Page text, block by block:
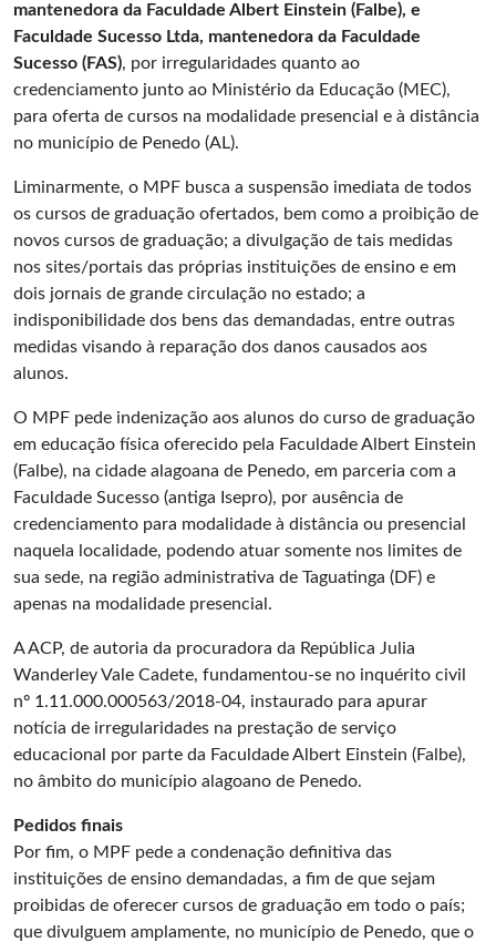
mantenedora da Faculdade Albert Einstein (Falbe), e
Faculdade Sucesso Ltda, mantenedora da Faculdade
Sucesso (FAS), por irregularidades quanto ao
credenciamento junto ao Ministério da Educação (MEC),
para oferta de cursos na modalidade presencial e à distância
no município de Penedo (AL).
Liminarmente, o MPF busca a suspensão imediata de todos
os cursos de graduação ofertados, bem como a proibição de
novos cursos de graduação; a divulgação de tais medidas
nos sites/portais das próprias instituições de ensino e em
dois jornais de grande circulação no estado; a
indisponibilidade dos bens das demandadas, entre outras
medidas visando à reparação dos danos causados aos
alunos.
O MPF pede indenização aos alunos do curso de graduação
em educação física oferecido pela Faculdade Albert Einstein
(Falbe), na cidade alagoana de Penedo, em parceria com a
Faculdade Sucesso (antiga Isepro), por ausência de
credenciamento para modalidade à distância ou presencial
naquela localidade, podendo atuar somente nos limites de
sua sede, na região administrativa de Taguatinga (DF) e
apenas na modalidade presencial.
A ACP, de autoria da procuradora da República Julia
Wanderley Vale Cadete, fundamentou-se no inquérito civil
nº 1.11.000.000563/2018-04, instaurado para apurar
notícia de irregularidades na prestação de serviço
educacional por parte da Faculdade Albert Einstein (Falbe),
no âmbito do município alagoano de Penedo.
Pedidos finais
Por fim, o MPF pede a condenação definitiva das
instituições de ensino demandadas, a fim de que sejam
proibidas de oferecer cursos de graduação em todo o país;
que divulguem amplamente, no município de Penedo, que o